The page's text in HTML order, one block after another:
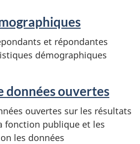
et répondantes
démographiques
données ouvertes
ouvertes sur les résultats
fonction publique et les
les données